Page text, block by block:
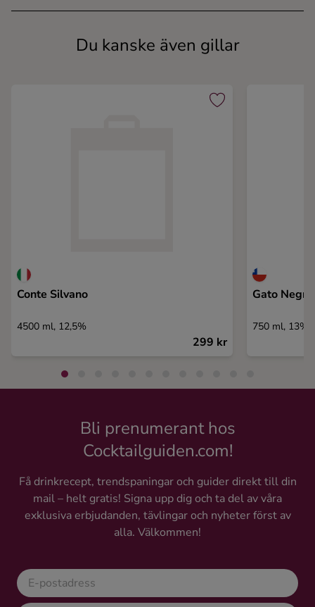
Du kanske även gillar
Conte Silvano
4500 ml, 12,5%
299 kr
Gato
750 ml, 13%
Bli prenumerant hos
Cocktailguiden.com!
Få drinkrecept, trendspaningar och guider direkt till din
mail – helt gratis! Signa upp dig och ta del av våra
exklusiva erbjudanden, tävlingar och nyheter först av
alla. Välkommen!